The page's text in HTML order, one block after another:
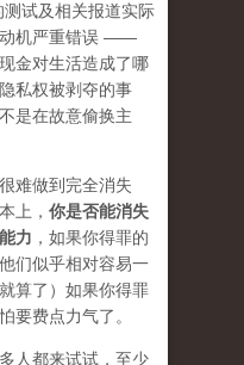
试及相关报道实际
动机严重错误 ——
金对生活造成了哪
私权被剥夺的事
是在故意偷换主
难做到完全消失
上， 你是否能消失
力 ，如果你得罪的
们似乎相对容易一
算了）如果你得罪
要费点力气了。
人都来试试，至少